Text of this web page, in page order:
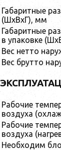
Габаритные
(ШxВxГ), мм
Габаритные
в упаковке
Вес нетто
Вес брутто
Рабочие
воздуха
Рабочие
воздуха
Необходим